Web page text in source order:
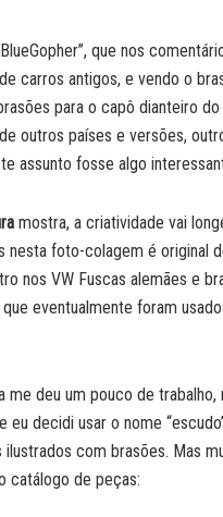
que nos
carros antigos, e vendo o
para o capô dianteiro
outros países e versões,
assunto fosse algo
mostra, a criatividade vai
nesta foto-colagem é original
nos VW Fuscas alemães e
eventualmente foram
me deu um pouco de
eu decidi usar o nome
ilustrados com brasões. Mas
catálogo de peças: